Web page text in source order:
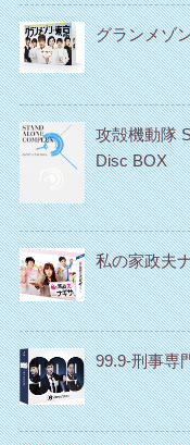
グランメゾ
攻殻機動隊
Disc BOX
私の家政夫
99.9-刑事専